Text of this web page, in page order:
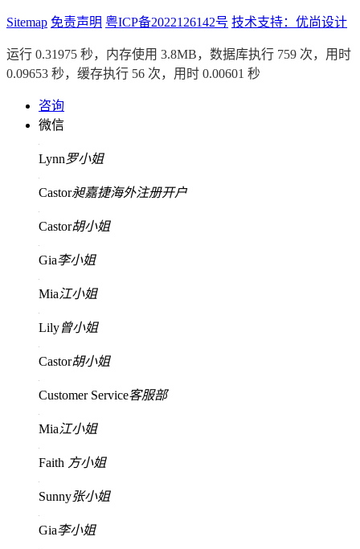
Sitemap 免责声明 粤ICP备2022126142号 技术支持：优尚设计
运行 0.31975 秒，内存使用 3.8MB，数据库执行 759 次，用时
0.09653 秒，缓存执行 56 次，用时 0.00601 秒
咨询
微信
Lynn罗小姐
Castor昶嘉捷海外注册开户
Castor胡小姐
Gia李小姐
Mia江小姐
Lily曾小姐
Castor胡小姐
Customer Service客服部
Mia江小姐
Faith 方小姐
Sunny张小姐
Gia李小姐